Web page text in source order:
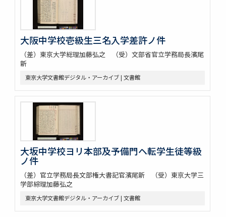
大阪中学校壱級生三名入学差許ノ件
（差）東京大学総理加藤弘之 （受）文部省官立学務局長濱尾
新
東京大学文書館デジタル・アーカイブ | 文書館
大坂中学校ヨリ本部及予備門ヘ転学生徒等級
ノ件
（差）官立学務局長文部権大書記官濱尾新 （受）東京大学三
学部綜理加藤弘之
東京大学文書館デジタル・アーカイブ | 文書館